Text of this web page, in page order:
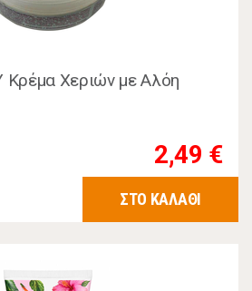
Κρέμα Χεριών με Αλόη
2,49 €
ΣΤΟ ΚΑΛΑΘΙ